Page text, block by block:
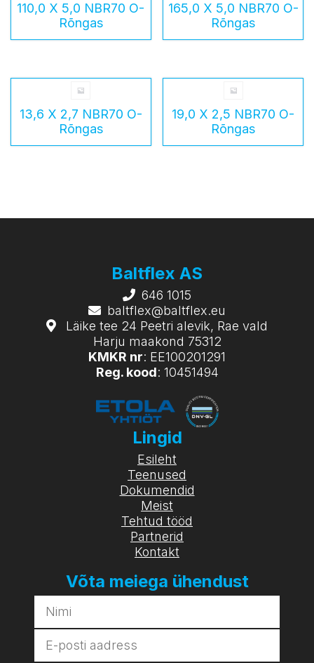
110,0 X 5,0 NBR70 O-
Rõngas
165,0 X 5,0 NBR70 O-
Rõngas
13,6 X 2,7 NBR70 O-
Rõngas
19,0 X 2,5 NBR70 O-
Rõngas
Baltflex AS
646 1015
baltflex@baltflex.eu
Läike tee 24 Peetri alevik, Rae vald
Harju maakond 75312
KMKR nr: EE100201291
Reg. kood: 10451494
Lingid
Esileht
Teenused
Dokumendid
Meist
Tehtud tööd
Partnerid
Kontakt
Võta meiega ühendust